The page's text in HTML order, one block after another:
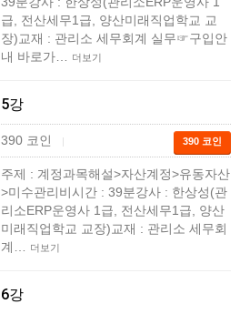
급, 전산세무1급, 양산미래직업학교 교
장)교재 : 관리소 세무회계 실무☞구입안
내 바로가…
더보기
5강
390 코인 | 390 코인
주제 : 계정과목해설>자산계정>유동자산
>미수관리비시간 : 39분강사 : 한상성(관
리소ERP운영사 1급, 전산세무1급, 양산
미래직업학교 교장)교재 : 관리소 세무회
계…
더보기
6강